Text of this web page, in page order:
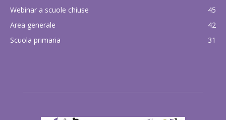
Webinar a scuole chiuse
45
Area generale
42
Scuola primaria
31